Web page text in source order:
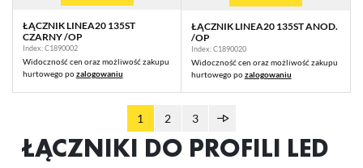
ŁĄCZNIK LINEA20 135ST
CZARNY /OP
Index: C1890002
Widoczność cen oraz możliwość zakupu
hurtowego pozalogowaniu
ŁĄCZNIK LINEA20 135ST ANOD.
/OP
Index: C1890020
Widoczność cen oraz możliwość zakupu
hurtowego pozalogowaniu
1 2 3
ŁĄCZNIKI DO PROFILI LED